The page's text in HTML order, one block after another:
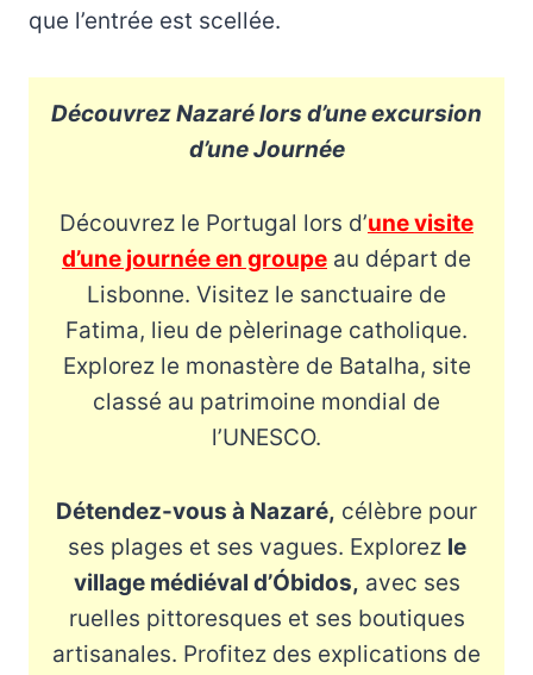
que l’entrée est scellée.
Découvrez Nazaré lors d’une excursion
d’une Journée
Découvrez le Portugal lors d’une visite
d’une journée en groupe au départ de
Lisbonne. Visitez le sanctuaire de
Fatima, lieu de pèlerinage catholique.
Explorez le monastère de Batalha, site
classé au patrimoine mondial de
l’UNESCO.
Détendez-vous à Nazaré, célèbre pour
ses plages et ses vagues. Explorez le
village médiéval d’Óbidos, avec ses
ruelles pittoresques et ses boutiques
artisanales. Profitez des explications de